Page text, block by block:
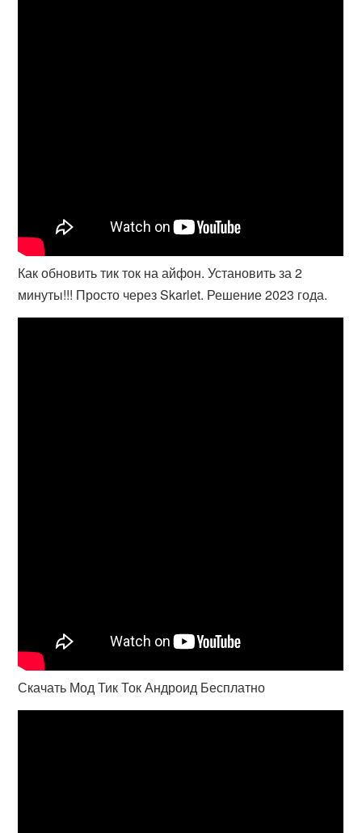
Как обновить тик ток на айфон. Установить за 2
минуты!!! Просто через Skarlet. Решение 2023 года.
Скачать Мод Тик Ток Андроид Бесплатно